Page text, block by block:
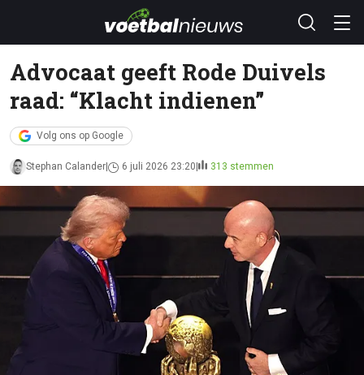
Advocaat geeft Rode Duivels
raad: “Klacht indienen”
Volg ons op Google
Stephan Calander 6 juli 2026 23:20 313 stemmen